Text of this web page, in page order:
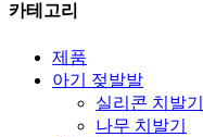
카테고리
제품
아기 젖발발
실리콘 치발기
나무 치발기